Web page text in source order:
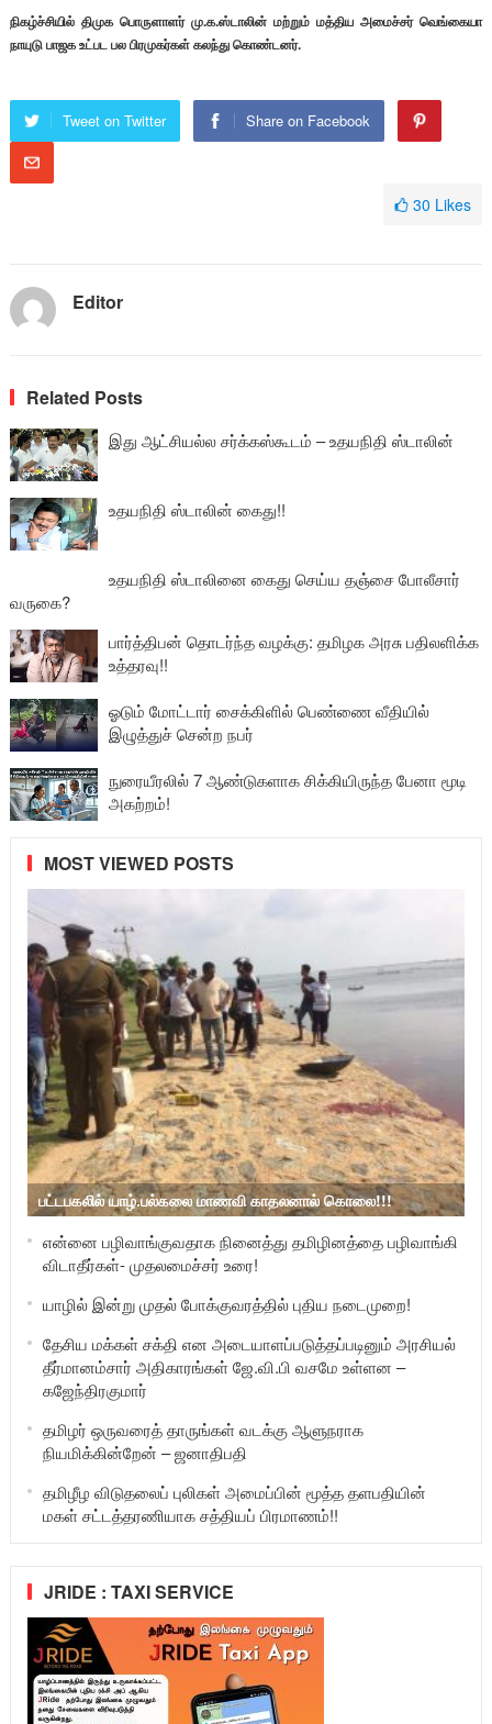
நிகழ்ச்சியில் திமுக பொருளாளர் மு.க.ஸ்டாலின் மற்றும் மத்திய அமைச்சர் வெங்கையா
நாயுடு பாஜக உட்பட பல பிரமுகர்கள் கலந்து கொண்டனர்.
Tweet on Twitter Share on Facebook
30 Likes
Editor
Related Posts
இது ஆட்சியல்ல சர்க்கஸ்கூடம் – உதயநிதி ஸ்டாலின்
உதயநிதி ஸ்டாலின் கைது!!
உதயநிதி ஸ்டாலினை கைது செய்ய தஞ்சை போலீசார்
வருகை?
பார்த்திபன் தொடர்ந்த வழக்கு: தமிழக அரசு பதிலளிக்க
உத்தரவு!!
ஓடும் மோட்டார் சைக்கிளில் பெண்ணை வீதியில்
இழுத்துச் சென்ற நபர்
நுரையீரலில் 7 ஆண்டுகளாக சிக்கியிருந்த பேனா மூடி
அகற்றம்!
MOST VIEWED POSTS
பட்டபகலில் யாழ்.பல்கலை மாணவி காதலனால் கொலை!!!
என்னை பழிவாங்குவதாக நினைத்து தமிழினத்தை பழிவாங்கி
விடாதீர்கள்- முதலமைச்சர் உரை!
யாழில் இன்று முதல் போக்குவரத்தில் புதிய நடைமுறை!
தேசிய மக்கள் சக்தி என அடையாளப்படுத்தப்படினும் அரசியல்
தீர்மானம்சார் அதிகாரங்கள் ஜே.வி.பி வசமே உள்ளன –
கஜேந்திரகுமார்
தமிழர் ஒருவரைத் தாருங்கள் வடக்கு ஆளுநராக
நியமிக்கின்றேன் – ஜனாதிபதி
தமிழீழ விடுதலைப் புலிகள் அமைப்பின் மூத்த தளபதியின்
மகள் சட்டத்தரணியாக சத்தியப் பிரமாணம்!!
JRIDE : TAXI SERVICE